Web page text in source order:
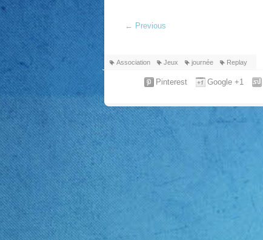
← Previous
Association Jeux journée Replay
Google +1
Pinterest